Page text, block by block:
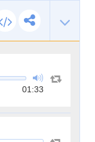
01:33